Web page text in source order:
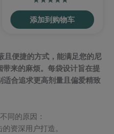
添加到购物车
且便捷的方式，能满足您的尼
来的麻烦。每袋设计旨在提
适合追求更高剂量且偏爱精致
同的原因：
资深用户打造。